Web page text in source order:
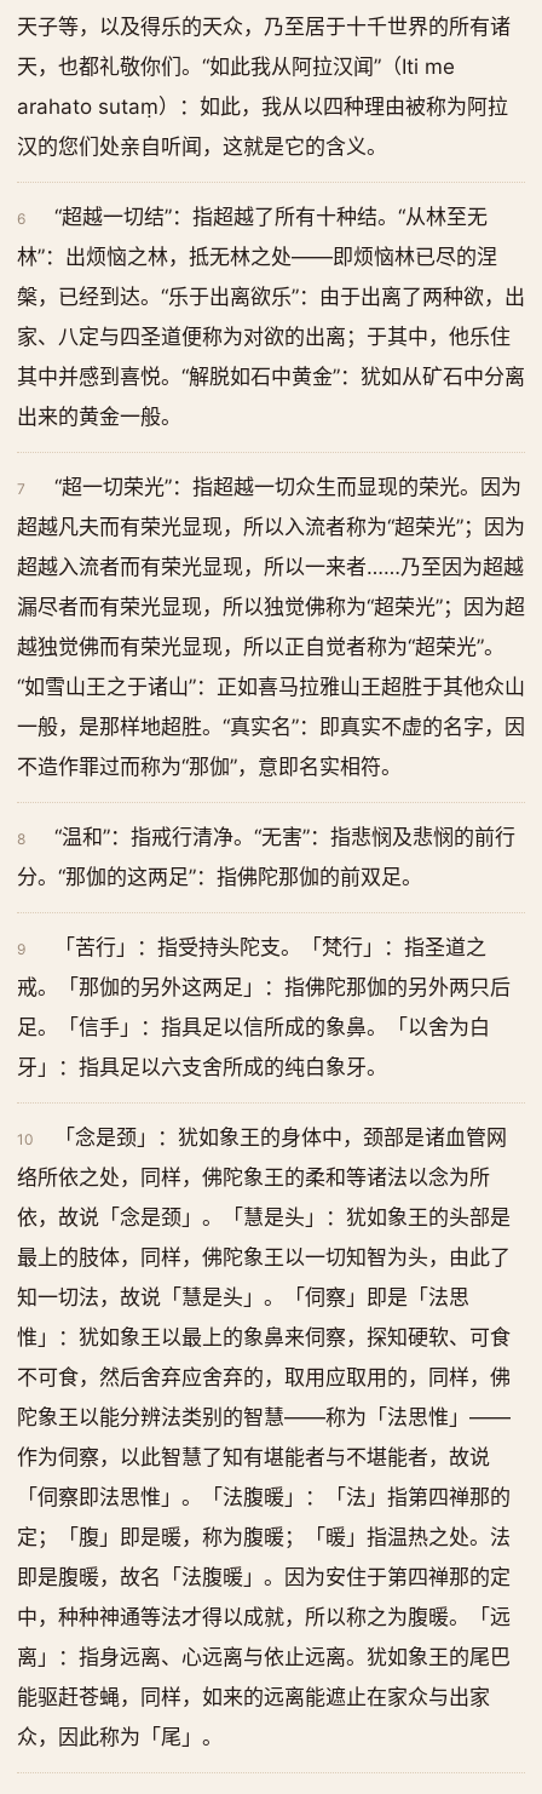
天子等，以及得乐的天众，乃至居于十千世界的所有诸
天，也都礼敬你们。“如此我从阿拉汉闻”（Iti me
arahato sutaṃ）：如此，我从以四种理由被称为阿拉
汉的您们处亲自听闻，这就是它的含义。
6
“超越一切结”：指超越了所有十种结。“从林至无
林”：出烦恼之林，抵无林之处——即烦恼林已尽的涅
槃，已经到达。“乐于出离欲乐”：由于出离了两种欲，出
家、八定与四圣道便称为对欲的出离；于其中，他乐住
其中并感到喜悦。“解脱如石中黄金”：犹如从矿石中分离
出来的黄金一般。
7
“超一切荣光”：指超越一切众生而显现的荣光。因为
超越凡夫而有荣光显现，所以入流者称为“超荣光”；因为
超越入流者而有荣光显现，所以一来者……乃至因为超越
漏尽者而有荣光显现，所以独觉佛称为“超荣光”；因为超
越独觉佛而有荣光显现，所以正自觉者称为“超荣光”。
“如雪山王之于诸山”：正如喜马拉雅山王超胜于其他众山
一般，是那样地超胜。“真实名”：即真实不虚的名字，因
不造作罪过而称为“那伽”，意即名实相符。
8
“温和”：指戒行清净。“无害”：指悲悯及悲悯的前行
分。“那伽的这两足”：指佛陀那伽的前双足。
9
「苦行」：指受持头陀支。「梵行」：指圣道之
戒。「那伽的另外这两足」：指佛陀那伽的另外两只后
足。「信手」：指具足以信所成的象鼻。「以舍为白
牙」：指具足以六支舍所成的纯白象牙。
10
「念是颈」：犹如象王的身体中，颈部是诸血管网
络所依之处，同样，佛陀象王的柔和等诸法以念为所
依，故说「念是颈」。「慧是头」：犹如象王的头部是
最上的肢体，同样，佛陀象王以一切知智为头，由此了
知一切法，故说「慧是头」。「伺察」即是「法思
惟」：犹如象王以最上的象鼻来伺察，探知硬软、可食
不可食，然后舍弃应舍弃的，取用应取用的，同样，佛
陀象王以能分辨法类别的智慧——称为「法思惟」——
作为伺察，以此智慧了知有堪能者与不堪能者，故说
「伺察即法思惟」。「法腹暖」：「法」指第四禅那的
定；「腹」即是暖，称为腹暖；「暖」指温热之处。法
即是腹暖，故名「法腹暖」。因为安住于第四禅那的定
中，种种神通等法才得以成就，所以称之为腹暖。「远
离」：指身远离、心远离与依止远离。犹如象王的尾巴
能驱赶苍蝇，同样，如来的远离能遮止在家众与出家
众，因此称为「尾」。